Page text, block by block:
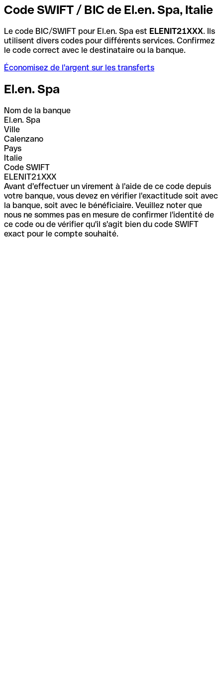
Code SWIFT / BIC de El.en. Spa, Italie
Le code BIC/SWIFT pour El.en. Spa est ELENIT21XXX. Ils
utilisent divers codes pour différents services. Confirmez
le code correct avec le destinataire ou la banque.
Économisez de l'argent sur les transferts
El.en. Spa
Nom de la banque
El.en. Spa
Ville
Calenzano
Pays
Italie
Code SWIFT
ELENIT21XXX
Avant d'effectuer un virement à l'aide de ce code depuis
votre banque, vous devez en vérifier l'exactitude soit avec
la banque, soit avec le bénéficiaire. Veuillez noter que
nous ne sommes pas en mesure de confirmer l'identité de
ce code ou de vérifier qu'il s'agit bien du code SWIFT
exact pour le compte souhaité.